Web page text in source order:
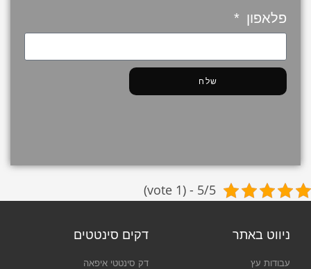
פלאפון
שלח
5/5 - (1 vote)
ניווט באתר
עבודות עץ
דקים סינטטים
דק סינטטי איפאה